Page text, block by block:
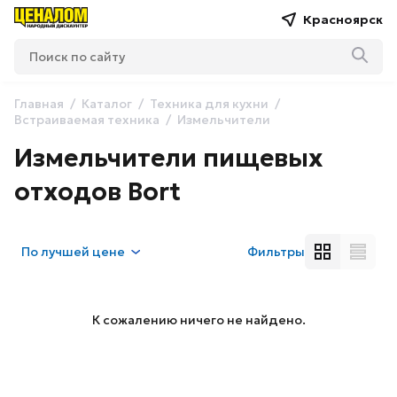
Красноярск
Главная Каталог
Техника для кухни
Встраиваемая техника
Измельчители
Измельчители пищевых
отходов Bort
Получшей цене Фильтры
К сожалению ничего не найдено.